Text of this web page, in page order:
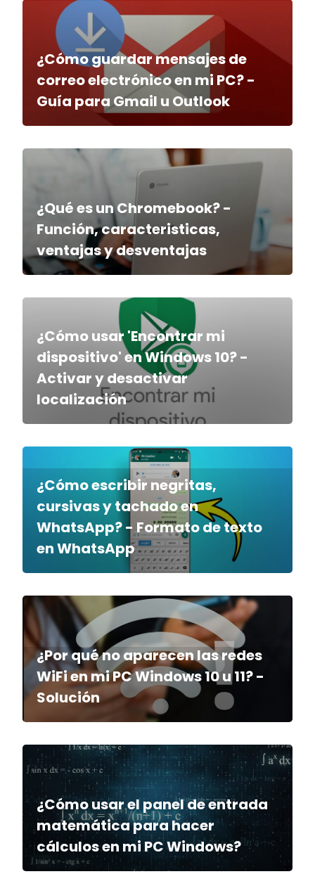
¿Cómo guardar mensajes de
correo electrónico en mi PC? -
Guía para Gmail u Outlook
¿Qué es un Chromebook? -
Función, caracteristicas,
ventajas y desventajas
¿Cómo usar 'Encontrar mi
dispositivo' en Windows 10? -
Activar y desactivar
localización
¿Cómo escribir negritas,
cursivas y tachado en
WhatsApp? - Formato de texto
en WhatsApp
¿Por qué no aparecen las redes
WiFi en mi PC Windows 10 u 11? -
Solución
¿Cómo usar el panel de entrada
matemática para hacer
cálculos en mi PC Windows?